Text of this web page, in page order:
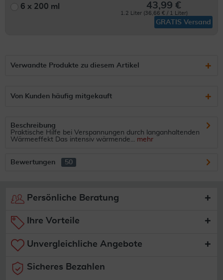
6 x 200 ml 43,99 €
1.2 Liter (36,66 € / 1 Liter)
GRATIS Versand
Verwandte Produkte zu diesem Artikel
Von Kunden häufig mitgekauft
Beschreibung
Praktische Hilfe bei Verspannungen durch langanhaltenden
Wärmeeffekt Das intensiv wärmende... mehr
Bewertungen 50
Persönliche Beratung
Ihre Vorteile
Unvergleichliche Angebote
Sicheres Bezahlen